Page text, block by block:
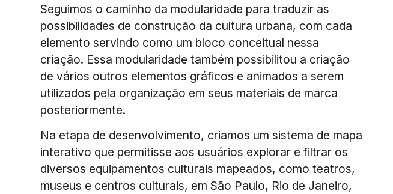
Seguimos o caminho da modularidade para traduzir as
possibilidades de construção da cultura urbana, com cada
elemento servindo como um bloco conceitual nessa
criação. Essa modularidade também possibilitou a criação
de vários outros elementos gráficos e animados a serem
utilizados pela organização em seus materiais de marca
posteriormente.
Na etapa de desenvolvimento, criamos um sistema de mapa
interativo que permitisse aos usuários explorar e filtrar os
diversos equipamentos culturais mapeados, como teatros,
museus e centros culturais, em São Paulo, Rio de Janeiro,